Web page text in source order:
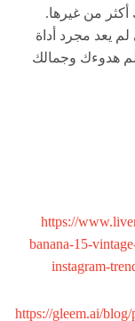
من غيرها.
يعد مجرد أداة
هدوءك وجمالك
https://
banana-15-
instagram-
https://gleem.ai/